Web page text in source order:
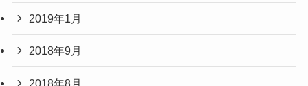
2019年1月
2018年9月
2018年8月